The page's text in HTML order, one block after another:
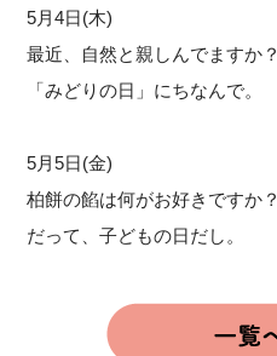
5月4日(木)
最近、自然と親しんでますか？
「みどりの日」にちなんで。
5月5日(金)
柏餅の餡は何がお好きですか？
だって、子どもの日だし。